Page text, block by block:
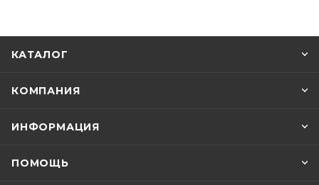
КАТАЛОГ
КОМПАНИЯ
ИНФОРМАЦИЯ
ПОМОЩЬ